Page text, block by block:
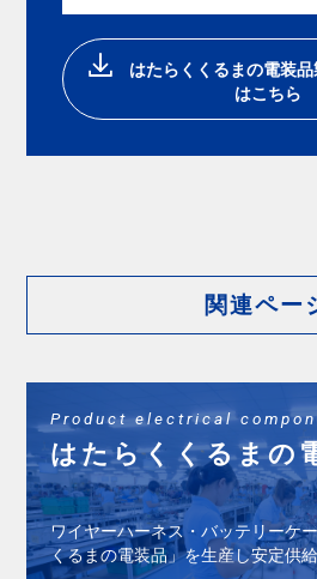
はたらくくるまの電装
はこちら
関連ペー
Product electrical
はたらくくるまの
ワイヤーハーネス・バッテリーケ
くるまの電装品」を⽣産し安定供